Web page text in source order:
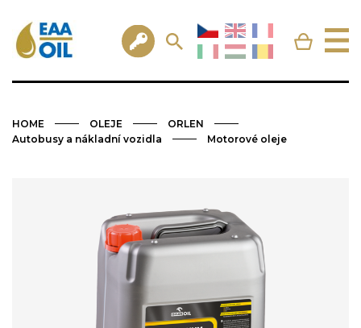
HOME OLEJE
ORLEN
Autobusy a nákladní vozidla
Motorové oleje